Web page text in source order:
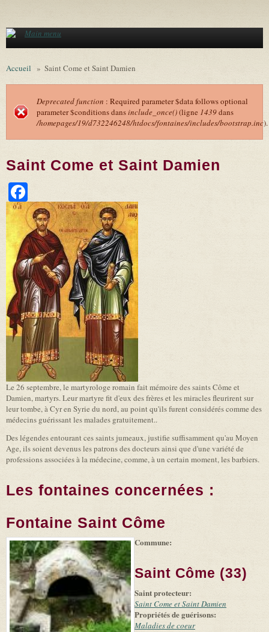
Main menu
Accueil » Saint Come et Saint Damien
Message d'erreur
Deprecated function : Required parameter $data follows optional
parameter $conditions dansinclude_once()(ligne 1439dans
/homepages/19/d732246248/htdocs/fontaines/includes/bootstrap.inc).
Saint Come et Saint Damien
Le 26 septembre, le martyrologe romain fait mémoire des saints Côme et
Damien, martyrs. Leur martyre fit d'eux des frères et les miracles fleurirent sur
leur tombe, à Cyr en Syrie du nord, au point qu'ils furent considérés comme des
médecins guérissant les malades gratuitement..
Des légendes entourant ces saints jumeaux, justifie suffisamment qu'au Moyen
Age, ils soient devenus les patrons des docteurs ainsi que d'une variété de
professions associées à la médecine, comme, à un certain moment, les barbiers.
Les fontaines concernées :
Fontaine Saint Côme
-
Leaflet (link is
|
Tiles
(link is
external)
©
Microsoft
and
suppliers
Commune:
Saint Côme (33)
Saint protecteur:
Saint Come et Saint Damien
Propriétés de guérisons:
Maladies de coeur